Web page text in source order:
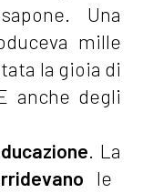
Una
mille
la gioia di
anche degli
. La
le